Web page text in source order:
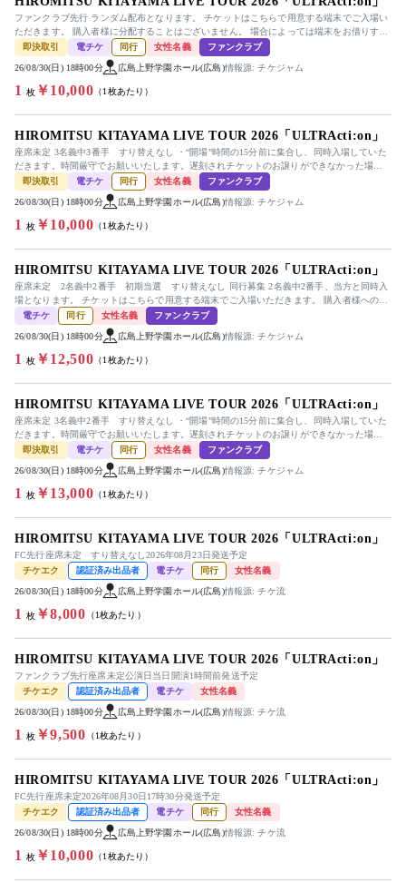
ファンクラブ先行 ランダム配布となります。 チケットはこちらで用意する端末でご入場い
ただきます。 購入者様に分配することはございません。 場合によっては端末をお借りする
可能性もございます。 そ...
即決取引 電チケ 同行 女性名義 ファンクラブ
26/08/30(日) 18時00分 広島上野学園ホール(広島)情報源: チケジャム
1 枚￥10,000 （1枚あたり）
HIROMITSU KITAYAMA LIVE TOUR 2026「ULTRActi:on」
座席未定 3名義中3番手 すり替えなし ・“開場”時間の15分前に集合し、同時入場していた
だきます。時間厳守でお願いいたします。遅刻されチケットのお譲りができなかった場合
でも受取通知していただ...
即決取引 電チケ 同行 女性名義 ファンクラブ
26/08/30(日) 18時00分 広島上野学園ホール(広島)情報源: チケジャム
1 枚￥10,000 （1枚あたり）
HIROMITSU KITAYAMA LIVE TOUR 2026「ULTRActi:on」
座席未定 2名義中2番手 初期当選 すり替えなし 同行募集 2名義中2番手、当方と同時入
場となります。 チケットはこちらで用意する端末でご入場いただきます。 購入者様への分
配はございません。 ...
電チケ 同行 女性名義 ファンクラブ
26/08/30(日) 18時00分 広島上野学園ホール(広島)情報源: チケジャム
1 枚￥12,500 （1枚あたり）
HIROMITSU KITAYAMA LIVE TOUR 2026「ULTRActi:on」
座席未定 3名義中2番手 すり替えなし ・“開場”時間の15分前に集合し、同時入場していた
だきます。時間厳守でお願いいたします。遅刻されチケットのお譲りができなかった場合
でも受取通知していただ...
即決取引 電チケ 同行 女性名義 ファンクラブ
26/08/30(日) 18時00分 広島上野学園ホール(広島)情報源: チケジャム
1 枚￥13,000 （1枚あたり）
HIROMITSU KITAYAMA LIVE TOUR 2026「ULTRActi:on」
FC先行座席未定 すり替えなし2026年08月23日発送予定
チケエク
認証済み出品者 電チケ 同行 女性名義
26/08/30(日) 18時00分 広島上野学園ホール(広島)情報源: チケ流
1 枚￥8,000 （1枚あたり）
HIROMITSU KITAYAMA LIVE TOUR 2026「ULTRActi:on」
ファンクラブ先行座席未定公演日当日開演1時間前発送予定
チケエク
認証済み出品者 電チケ 女性名義
26/08/30(日) 18時00分 広島上野学園ホール(広島)情報源: チケ流
1 枚￥9,500 （1枚あたり）
HIROMITSU KITAYAMA LIVE TOUR 2026「ULTRActi:on」
FC先行座席未定2026年08月30日17時30分発送予定
チケエク
認証済み出品者 電チケ 同行 女性名義
26/08/30(日) 18時00分 広島上野学園ホール(広島)情報源: チケ流
1 枚￥10,000 （1枚あたり）